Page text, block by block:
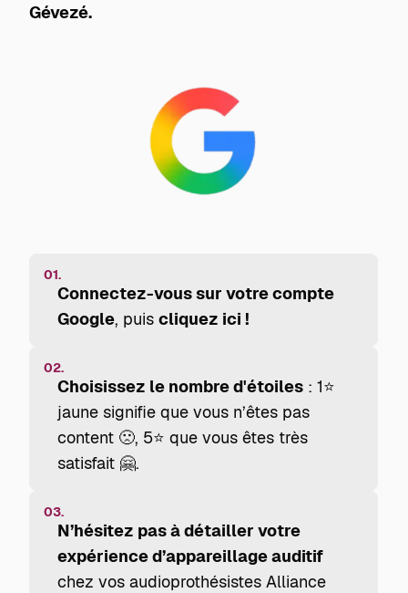
Gévezé.
01.
Connectez-vous sur votre compte
Google, puiscliquez ici !
02.
Choisissez le nombre d'étoiles : 1⭐
jaune signifie que vous n’êtes pas
content 🙁, 5⭐ que vous êtes très
satisfait 🤗.
03.
N’hésitez pas à détailler votre
expérience d’appareillage auditif
chez vos audioprothésistes Alliance